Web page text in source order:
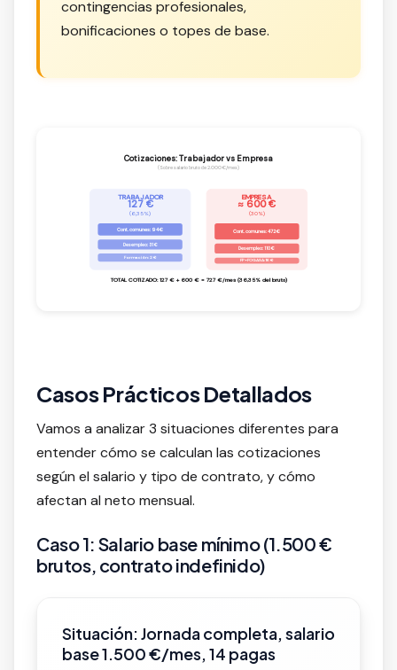
contingencias profesionales,
bonificaciones o topes de base.
Cotizaciones: Trabajador vs Empresa
(Sobre salario bruto de 2.000 €/mes)
TRABAJADOR
127 €
(6,35%)
Cont. comunes: 94 €
Desempleo: 31 €
Formación: 2 €
EMPRESA
≈ 600 €
(30%)
Cont. comunes: 472 €
Desempleo: 110 €
FP+FOGASA: 16 €
TOTAL COTIZADO: 127 € + 600 € = 727 €/mes (36,35% del bruto)
Casos Prácticos Detallados
Vamos a analizar 3 situaciones diferentes para
entender cómo se calculan las cotizaciones
según el salario y tipo de contrato, y cómo
afectan al neto mensual.
Caso 1: Salario base mínimo (1.500 €
brutos, contrato indefinido)
Situación: Jornada completa, salario
base 1.500 €/mes, 14 pagas